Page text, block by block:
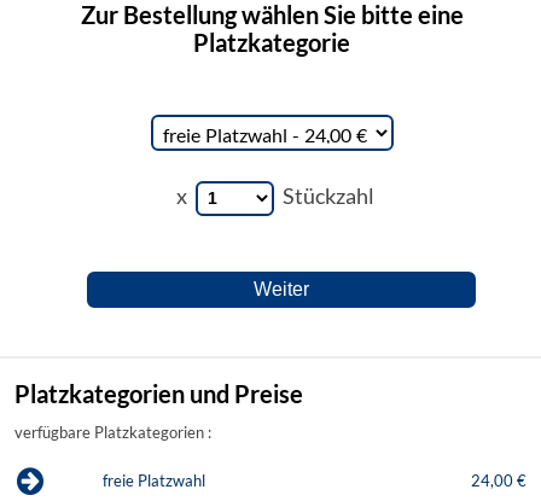
Zur Bestellung wählen Sie bitte eine
Platzkategorie
x Stückzahl
Platzkategorien und Preise
verfügbare Platzkategorien :
freie Platzwahl 24,00 €